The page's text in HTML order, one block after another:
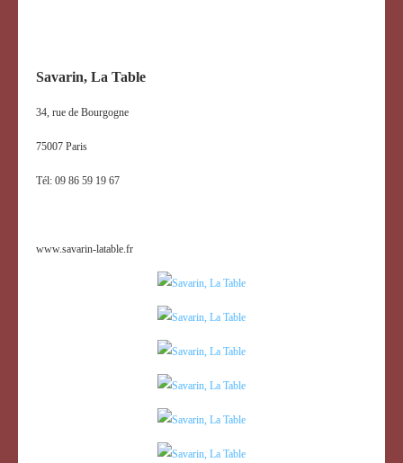
Savarin, La Table
34, rue de Bourgogne
75007 Paris
Tél: 09 86 59 19 67
www.savarin-latable.fr